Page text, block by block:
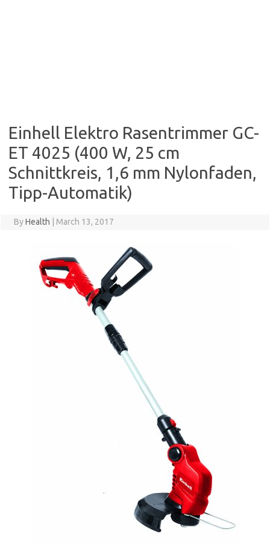
Einhell Elektro Rasentrimmer GC-
ET 4025 (400 W, 25 cm
Schnittkreis, 1,6 mm Nylonfaden,
Tipp-Automatik)
ByHealth March 13, 2017